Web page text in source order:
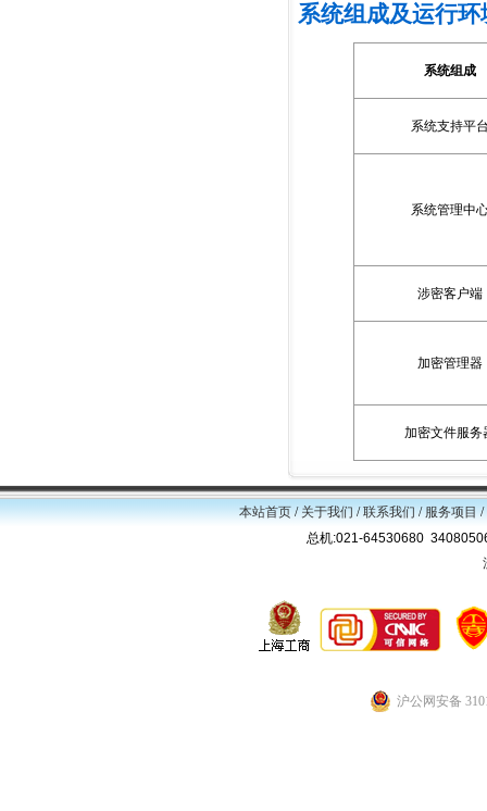
系统组成及运行环
系统组成
系统支持平
系统管理中
涉密客户端
加密管理器
加密文件服务
本站首页/关于我们/联系我们/服务项目/
总机:021-64530680
沪公网安备